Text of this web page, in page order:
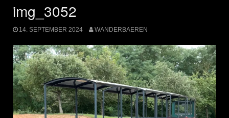
img_3052
14. SEPTEMBER 2024 WANDERBAEREN